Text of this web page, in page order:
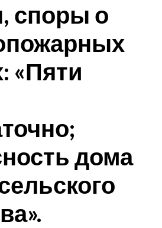
споры о
«Пяти
дома